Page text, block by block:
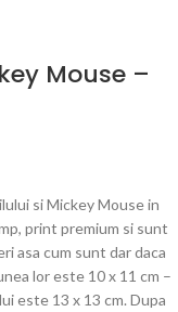
Mouse –
si Mickey Mouse in
print premium si sunt
asa cum sunt dar daca
lor este 10 x 11 cm –
este 13 x 13 cm. Dupa